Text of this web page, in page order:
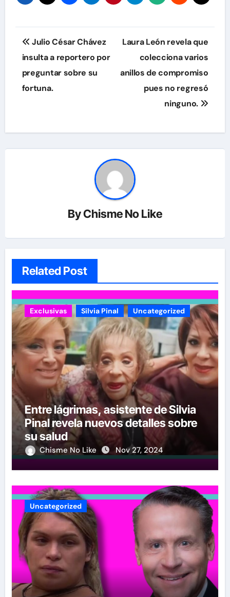
Navegación
de
entradas
Julio César Chávez
insulta a reportero por
preguntar sobre su
fortuna.
Laura León revela que
colecciona varios
anillos de compromiso
pues no regresó
ninguno.
ByChisme No Like
Related Post
Exclusivas Silvia Pinal Uncategorized
Entre lágrimas, asistente de Silvia
Pinal revela nuevos detalles sobre
su salud
Chisme No Like Nov 27, 2024
Uncategorized